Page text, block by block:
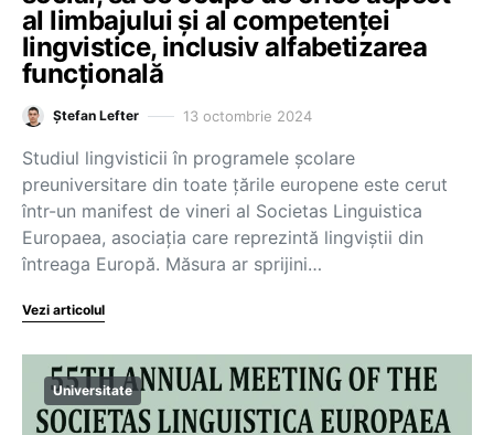
al limbajului și al competenței
lingvistice, inclusiv alfabetizarea
funcțională
Ștefan Lefter 13 octombrie 2024
Studiul lingvisticii în programele școlare
preuniversitare din toate țările europene este cerut
într-un manifest de vineri al Societas Linguistica
Europaea, asociația care reprezintă lingviștii din
întreaga Europă. Măsura ar sprijini…
Vezi articolul
Universitate